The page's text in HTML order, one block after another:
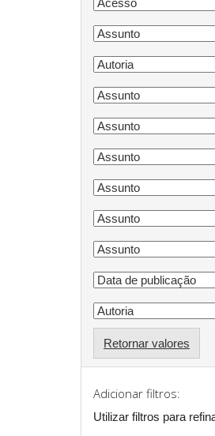
Retornar valores
Adicionar filtros:
Utilizar filtros para